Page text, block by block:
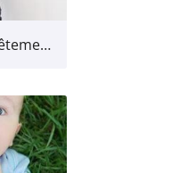
Vêtements garçon - Vêtements pour les garçons jusqu'à 7 ans